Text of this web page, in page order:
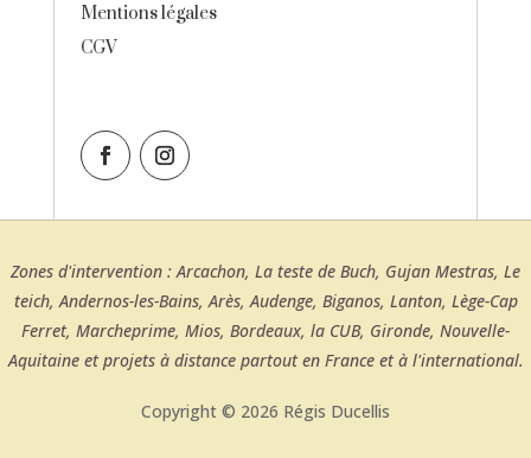
Mentions légales
CGV
Zones d'intervention : Arcachon, La teste de Buch, Gujan Mestras, Le
teich, Andernos-les-Bains, Arès, Audenge, Biganos, Lanton, Lège-Cap
Ferret, Marcheprime, Mios, Bordeaux, la CUB, Gironde, Nouvelle-
Aquitaine et projets à distance partout en France et à l'international.
Copyright © 2026 Régis Ducellis